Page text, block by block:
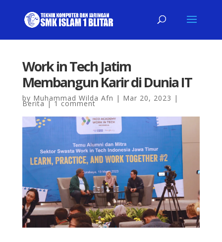
Work in Tech Jatim
Membangun Karir di Dunia IT
by Muhammad Wilda Afn | Mar 20, 2023 |
Berita|1 comment